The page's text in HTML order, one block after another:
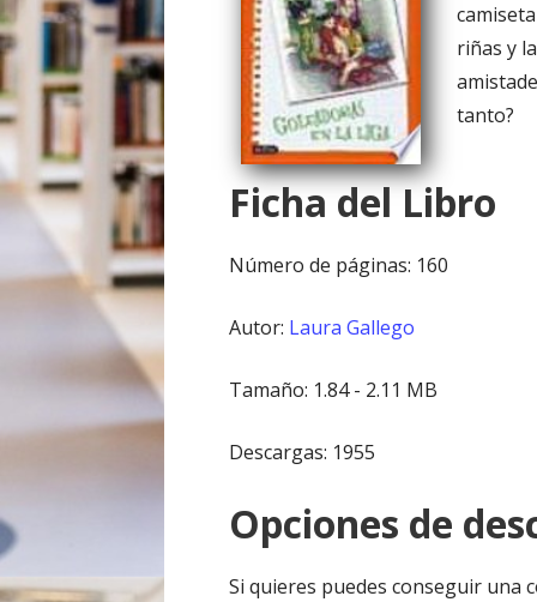
riñas y
tanto?
Ficha del Libro
Número de páginas: 160
Autor: Laura Gallego
Tamaño: 1.84 - 2.11 MB
Descargas: 1955
Opciones de
Si quieres puedes conseguir una